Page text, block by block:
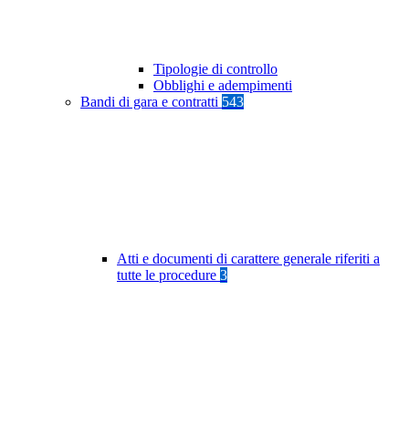
Tipologie di controllo
Obblighi e adempimenti
Bandi di gara e contratti 543
Atti e documenti di carattere generale riferiti a
tutte le procedure 3